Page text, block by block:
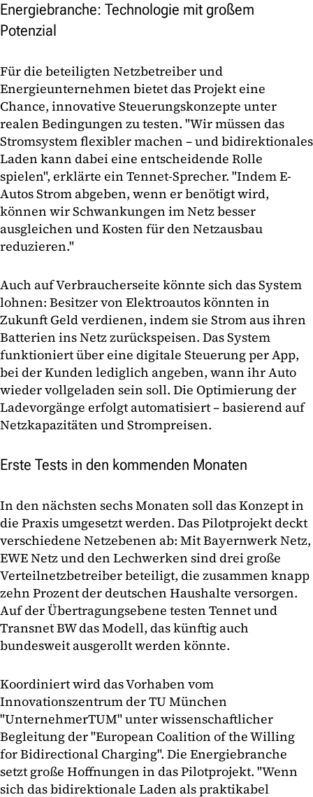
Energiebranche: Technologie mit großem
Potenzial
Für die beteiligten Netzbetreiber und
Energieunternehmen bietet das Projekt eine
Chance, innovative Steuerungskonzepte unter
realen Bedingungen zu testen. "Wir müssen das
Stromsystem flexibler machen – und bidirektionales
Laden kann dabei eine entscheidende Rolle
spielen", erklärte ein Tennet-Sprecher. "Indem E-
Autos Strom abgeben, wenn er benötigt wird,
können wir Schwankungen im Netz besser
ausgleichen und Kosten für den Netzausbau
reduzieren."
Auch auf Verbraucherseite könnte sich das System
lohnen: Besitzer von Elektroautos könnten in
Zukunft Geld verdienen, indem sie Strom aus ihren
Batterien ins Netz zurückspeisen. Das System
funktioniert über eine digitale Steuerung per App,
bei der Kunden lediglich angeben, wann ihr Auto
wieder vollgeladen sein soll. Die Optimierung der
Ladevorgänge erfolgt automatisiert – basierend auf
Netzkapazitäten und Strompreisen.
Erste Tests in den kommenden Monaten
In den nächsten sechs Monaten soll das Konzept in
die Praxis umgesetzt werden. Das Pilotprojekt deckt
verschiedene Netzebenen ab: Mit Bayernwerk Netz,
EWE Netz und den Lechwerken sind drei große
Verteilnetzbetreiber beteiligt, die zusammen knapp
zehn Prozent der deutschen Haushalte versorgen.
Auf der Übertragungsebene testen Tennet und
Transnet BW das Modell, das künftig auch
bundesweit ausgerollt werden könnte.
Koordiniert wird das Vorhaben vom
Innovationszentrum der TU München
"UnternehmerTUM" unter wissenschaftlicher
Begleitung der "European Coalition of the Willing
for Bidirectional Charging". Die Energiebranche
setzt große Hoffnungen in das Pilotprojekt. "Wenn
sich das bidirektionale Laden als praktikabel